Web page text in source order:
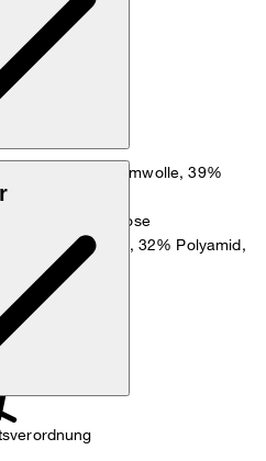
Mix aus 61% Baumwolle, 39%
aus 100% Viskose
aus 61% Viskose, 32% Polyamid,